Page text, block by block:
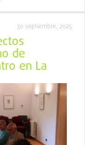
30 septiembre, 2025
de
en La